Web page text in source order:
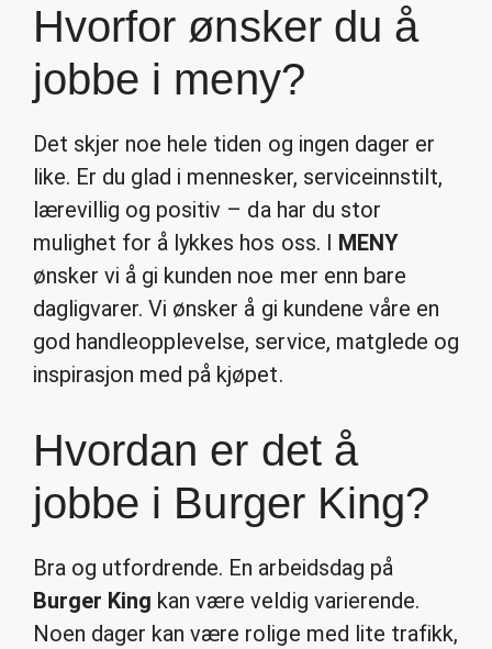
Hvorfor ønsker du å
jobbe i meny?
Det skjer noe hele tiden og ingen dager er
like. Er du glad i mennesker, serviceinnstilt,
lærevillig og positiv – da har du stor
mulighet for å lykkes hos oss. I MENY
ønsker vi å gi kunden noe mer enn bare
dagligvarer. Vi ønsker å gi kundene våre en
god handleopplevelse, service, matglede og
inspirasjon med på kjøpet.
Hvordan er det å
jobbe i Burger King?
Bra og utfordrende. En arbeidsdag på
Burger King kan være veldig varierende.
Noen dager kan være rolige med lite trafikk,